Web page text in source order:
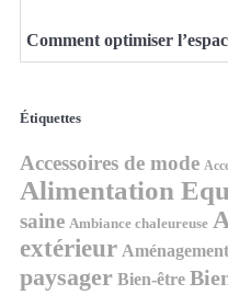
Comment optimiser
Étiquettes
Accessoires de mode
Alimentation
saine Ambiance chaleureuse
extérieur
paysager Bien-être